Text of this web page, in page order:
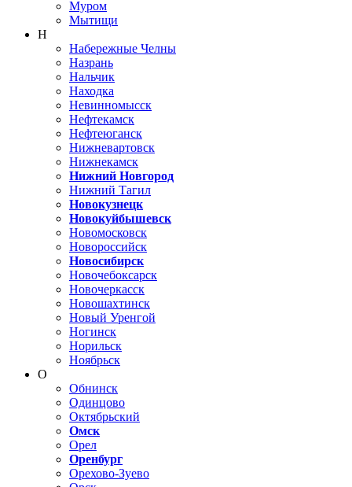
Муром
Мытищи
Н
Набережные Челны
Назрань
Нальчик
Находка
Невинномысск
Нефтекамск
Нефтеюганск
Нижневартовск
Нижнекамск
Нижний Новгород
Нижний Тагил
Новокузнецк
Новокуйбышевск
Новомосковск
Новороссийск
Новосибирск
Новочебоксарск
Новочеркасск
Новошахтинск
Новый Уренгой
Ногинск
Норильск
Ноябрьск
О
Обнинск
Одинцово
Октябрьский
Омск
Орел
Оренбург
Орехово-Зуево